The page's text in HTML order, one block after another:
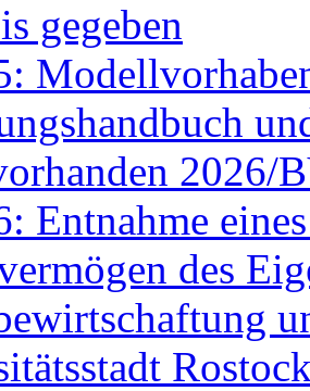
gegeben
2026/
Entnahme
des